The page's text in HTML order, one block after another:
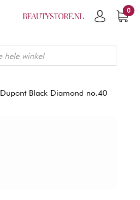
0
Dupont Black Diamond no.40